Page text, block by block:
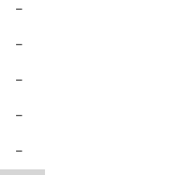
–
–
–
–
–